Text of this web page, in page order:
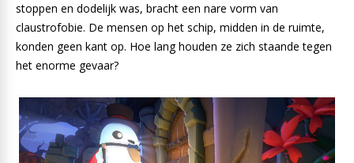
stoppen en dodelijk was, bracht een nare vorm van
claustrofobie. De mensen op het schip, midden in de ruimte,
konden geen kant op. Hoe lang houden ze zich staande tegen
het enorme gevaar?